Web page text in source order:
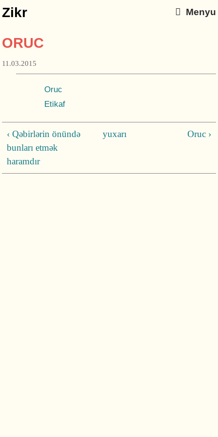
Zikr Menyu
ORUC
11.03.2015
Oruc
Etikaf
‹ Qəbirlərin önündə
bunları etmək
haramdır
yuxarı Oruc ›